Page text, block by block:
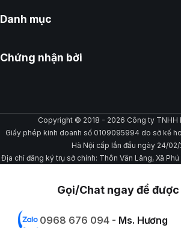
Danh mục
Chứng nhận bởi
Copyright © 2018 - 2026 Công ty TNHH
Giấy phép kinh doanh số 0109095994 do sở kế
Hà Nội cấp lần đầu ngày 24/
Địa chỉ đăng ký trụ sở chính: Thôn Văn Lãng, Xã
Gọi/Chat ngay để
0968 676 094 - Ms. Hương